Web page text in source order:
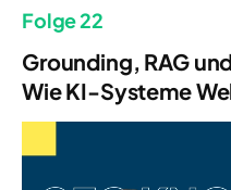
Folge 22
Grounding, RAG
Wie KI-Systeme